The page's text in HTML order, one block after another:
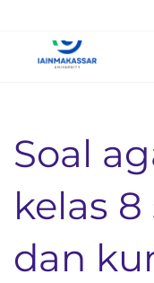
Soal
kelas
dan